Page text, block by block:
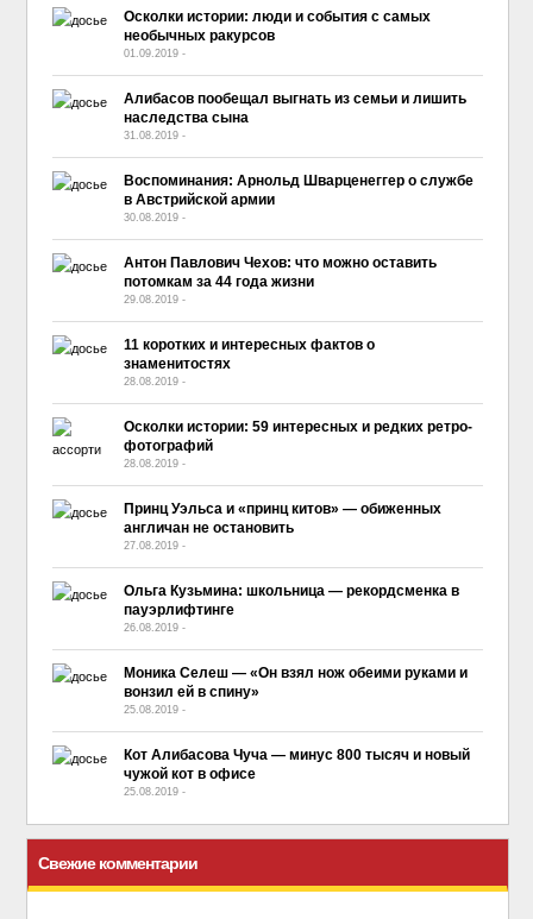
Осколки истории: люди и события с самых
необычных ракурсов
01.09.2019 -
Алибасов пообещал выгнать из семьи и лишить
наследства сына
31.08.2019 -
Воспоминания: Арнольд Шварценеггер о службе
в Австрийской армии
30.08.2019 -
Антон Павлович Чехов: что можно оставить
потомкам за 44 года жизни
29.08.2019 -
11 коротких и интересных фактов о
знаменитостях
28.08.2019 -
Осколки истории: 59 интересных и редких ретро-
фотографий
28.08.2019 -
Принц Уэльса и «принц китов» — обиженных
англичан не остановить
27.08.2019 -
Ольга Кузьмина: школьница — рекордсменка в
пауэрлифтинге
26.08.2019 -
Моника Селеш — «Он взял нож обеими руками и
вонзил ей в спину»
25.08.2019 -
Кот Алибасова Чуча — минус 800 тысяч и новый
чужой кот в офисе
25.08.2019 -
Свежие комментарии